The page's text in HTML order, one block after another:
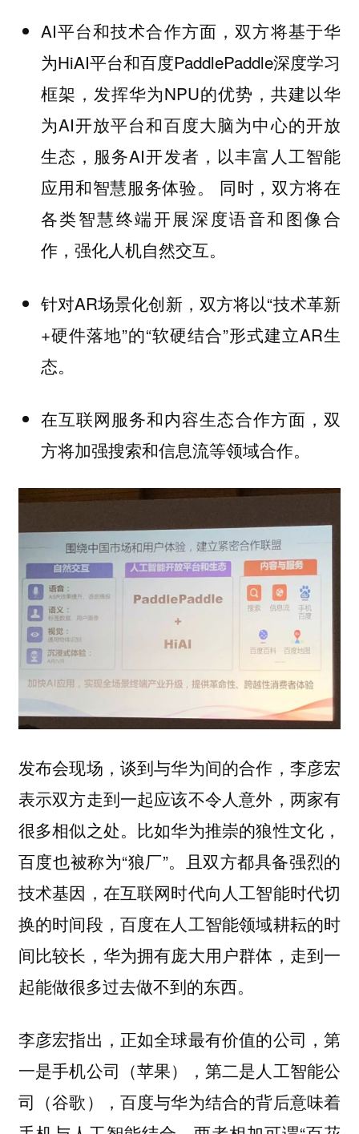
AI平台和技术合作方面，双方将基于华
为HiAI平台和百度PaddlePaddle深度学习
框架，发挥华为NPU的优势，共建以华
为AI开放平台和百度大脑为中心的开放
生态，服务AI开发者，以丰富人工智能
应用和智慧服务体验。 同时，双方将在
各类智慧终端开展深度语音和图像合
作，强化人机自然交互。
针对AR场景化创新，双方将以“技术革新
+硬件落地”的“软硬结合”形式建立AR生
态。
在互联网服务和内容生态合作方面，双
方将加强搜索和信息流等领域合作。
发布会现场，谈到与华为间的合作，李彦宏
表示双方走到一起应该不令人意外，两家有
很多相似之处。比如华为推崇的狼性文化，
百度也被称为“狼厂”。且双方都具备强烈的
技术基因，在互联网时代向人工智能时代切
换的时间段，百度在人工智能领域耕耘的时
间比较长，华为拥有庞大用户群体，走到一
起能做很多过去做不到的东西。
李彦宏指出，正如全球最有价值的公司，第
一是手机公司（苹果），第二是人工智能公
司（谷歌），百度与华为结合的背后意味着